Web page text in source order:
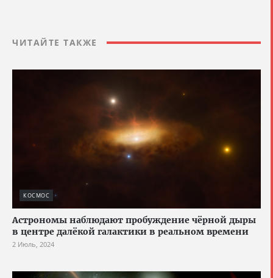
ЧИТАЙТЕ ТАКЖЕ
КОСМОС
Астрономы наблюдают пробуждение чёрной дыры
в центре далёкой галактики в реальном времени
2 Июль, 2024